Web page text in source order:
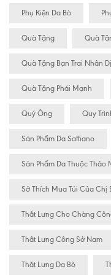
Phụ Kiện Da Bò
Quà Tặng Quà
Quà Tặng Bạn Trai Nhân
Quà Tặng Phái Mạnh
Quý Ông Quy
Sản Phẩm Da Saffiano
Sản Phẩm Da Thuộc Thảo
Sở Thích Mua Túi Của Chị
Thắt Lưng Cho Chàng
Thắt Lưng Công Sở Nam
Thăt Lưng Da Bò